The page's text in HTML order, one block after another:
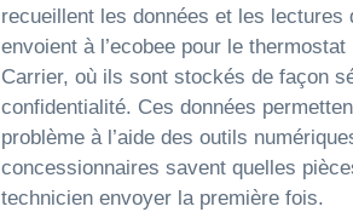
recueillent les données et les
envoient à l’ecobee pour le
Carrier, où ils sont stockés de façon
confidentialité. Ces données
problème à l’aide des outils
concessionnaires savent quelles
technicien envoyer la première fois.